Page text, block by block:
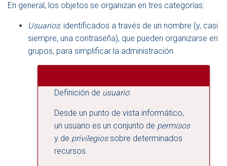
En general, los objetos se organizan en tres categorías:
Usuarios: identificados a través de un nombre (y, casi
siempre, una contraseña), que pueden organizarse en
grupos, para simplificar la administración.
Definición de usuario:
Desde un punto de vista informático,
un usuario es un conjunto de permisos
y de privilegiossobre determinados
recursos.